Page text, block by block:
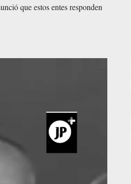
que estos entes responden